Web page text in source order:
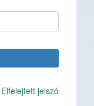
Elfelejtett jelszó